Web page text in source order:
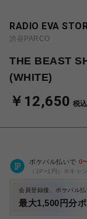
RADIO EVA
渋谷PARCO
THE BEAST
(WHITE)
￥12,650 税込
ポケパル払いで 0
（1P=1円）※キャ
会員登録後、ポケパル
最大1,500円分